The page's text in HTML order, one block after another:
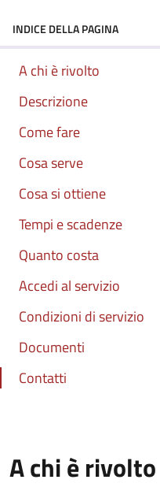
INDICE DELLA PAGINA
A chi è rivolto
Descrizione
Come fare
Cosa serve
Cosa si ottiene
Tempi e scadenze
Quanto costa
Accedi al servizio
Condizioni di servizio
Documenti
Contatti
A chi è rivolto